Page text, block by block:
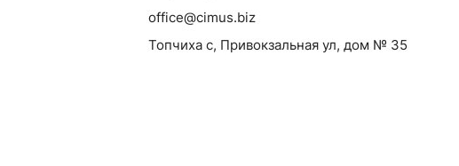
office@cimus.biz
Топчиха с, Привокзальная ул, дом № 35